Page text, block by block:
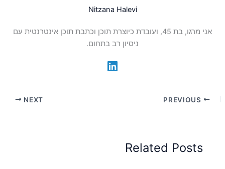
Nitzana Halevi
אני מרגו, בת 45, ועובדת כיוצרת תוכן וכתבת תוכן אינטרנטית עם
ניסיון רב בתחום.
NEXT
Related Posts